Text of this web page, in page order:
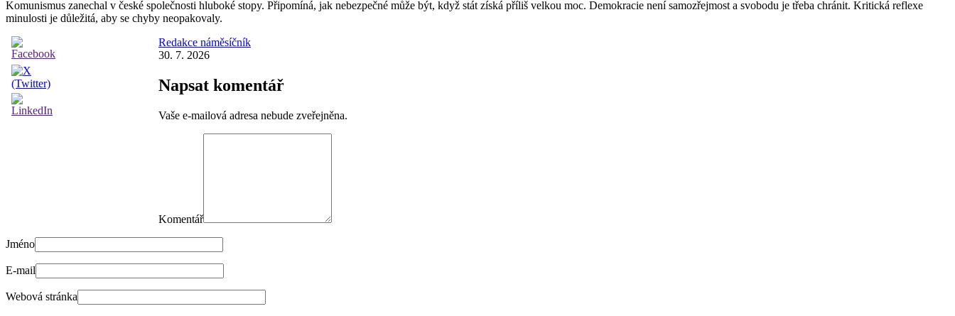
Komunismus zanechal v české společnosti hluboké stopy. Připomíná, jak nebezpečné může být, když stát získá příliš velkou moc. Demokracie není samozřejmost a svobodu je třeba chránit. Kritická reflexe
minulosti je důležitá, aby se chyby neopakovaly.
Redakce náměsíčník
30. 7. 2026
Napsat komentář
Vaše e-mailová adresa nebude zveřejněna.
Komentář
Jméno
E-mail
Webová stránka